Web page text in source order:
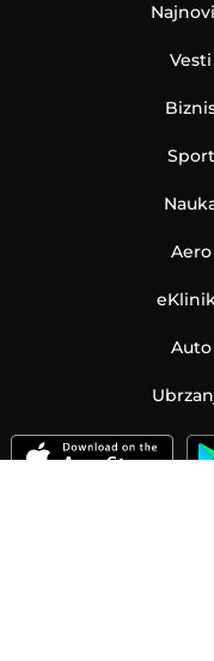
Vesti
Sport
Aero
Auto